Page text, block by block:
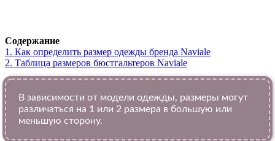
Содержание
1. Как определить размер одежды брендa Naviale
2. Таблица размеров бюстгальтеров Naviale
В зависимости от модели одежды, размеры могут
различаться на 1 или 2 размера в большую или
меньшую сторону.